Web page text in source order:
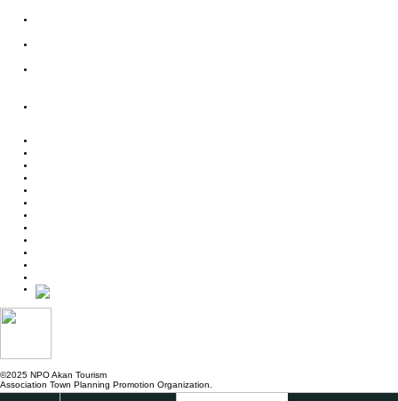
©2025 NPO Akan Tourism
Association Town Planning Promotion Organization.